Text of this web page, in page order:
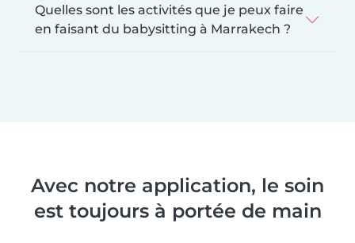
Quelles sont les activités que je peux faire
en faisant du babysitting à Marrakech ?
Avec notre application, le soin
est toujours à portée de main